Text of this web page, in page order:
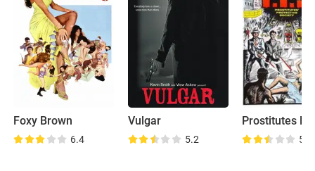
Foxy Brown
6.4
Vulgar
5.2 5.1